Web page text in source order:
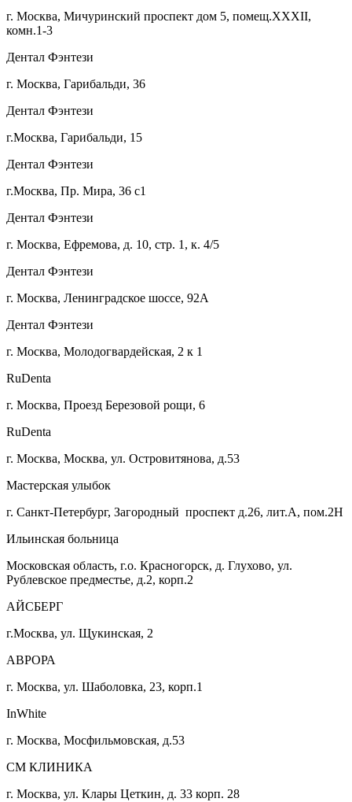
г. Москва, Мичуринский проспект дом 5, помещ.XXXII,
комн.1-3
Дентал Фэнтези
г. Москва, Гарибальди, 36
Дентал Фэнтези
г.Москва, Гарибальди, 15
Дентал Фэнтези
г.Москва, Пр. Мира, 36 с1
Дентал Фэнтези
г. Москва, Ефремова, д. 10, стр. 1, к. 4/5
Дентал Фэнтези
г. Москва, Ленинградское шоссе, 92А
Дентал Фэнтези
г. Москва, Молодогвардейская, 2 к 1
RuDenta
г. Москва, Проезд Березовой рощи, 6
RuDenta
г. Москва, Москва, ул. Островитянова, д.53
Мастерская улыбок
г. Санкт-Петербург, Загородный проспект д.26, лит.А, пом.2Н
Ильинская больница
Московская область, г.о. Красногорск, д. Глухово, ул.
Рублевское предместье, д.2, корп.2
АЙСБЕРГ
г.Москва, ул. Щукинская, 2
АВРОРА
г. Москва, ул. Шаболовка, 23, корп.1
InWhite
г. Москва, Мосфильмовская, д.53
СМ КЛИНИКА
г. Москва, ул. Клары Цеткин, д. 33 корп. 28